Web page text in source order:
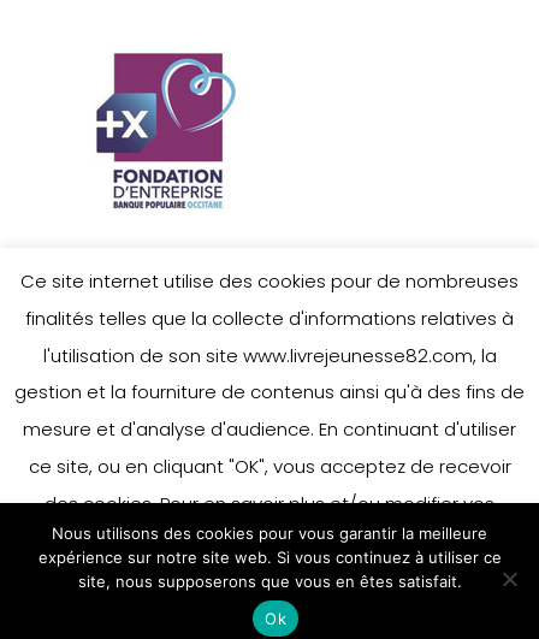
Ce site internet utilise des cookies pour de nombreuses
finalités telles que la collecte d'informations relatives à
l'utilisation de son site www.livrejeunesse82.com, la
gestion et la fourniture de contenus ainsi qu'à des fins de
mesure et d'analyse d'audience. En continuant d'utiliser
ce site, ou en cliquant "OK", vous acceptez de recevoir
des cookies. Pour en savoir plus et/ou modifier vos
préférences en matière de cookies, merci de vous référer
à notre politique sur les cookies.
Accepter
En savoir plus
Nous utilisons des cookies pour vous garantir la meilleure
expérience sur notre site web. Si vous continuez à utiliser ce
site, nous supposerons que vous en êtes satisfait.
Ok